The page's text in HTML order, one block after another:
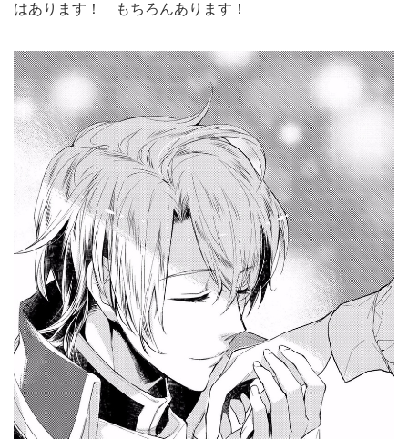
はあります！ もちろんあります！